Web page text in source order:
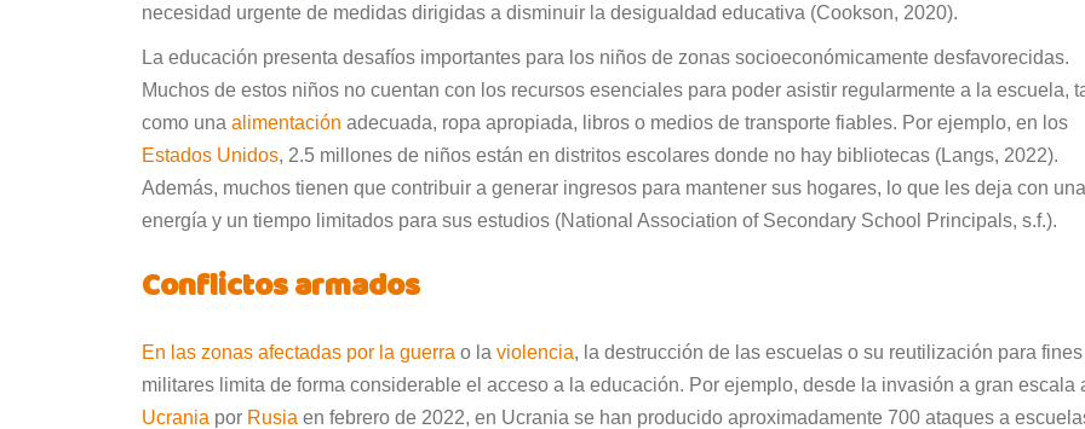
necesidad urgente de medidas dirigidas a disminuir la desigualdad educativa (Cookson, 2020).
La educación presenta desafíos importantes para los niños de zonas socioeconómicamente desfavorecidas.
Muchos de estos niños no cuentan con los recursos esenciales para poder asistir regularmente a la escuela,
como una alimentación adecuada, ropa apropiada, libros o medios de transporte fiables. Por ejemplo, en los
Estados Unidos, 2.5 millones de niños están en distritos escolares donde no hay bibliotecas (Langs, 2022).
Además, muchos tienen que contribuir a generar ingresos para mantener sus hogares, lo que les deja con una
energía y un tiempo limitados para sus estudios (National Association of Secondary School Principals, s.f.).
Conflictos armados
En las zonas afectadas por la guerra o la violencia, la destrucción de las escuelas o su reutilización para fines
militares limita de forma considerable el acceso a la educación. Por ejemplo, desde la invasión a gran escala
Ucrania por Rusia en febrero de 2022, en Ucrania se han producido aproximadamente 700 ataques a